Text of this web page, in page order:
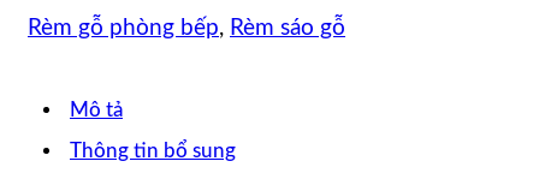
Rèm gỗ phòng bếp, Rèm sáo gỗ
Mô tả
Thông tin bổ sung